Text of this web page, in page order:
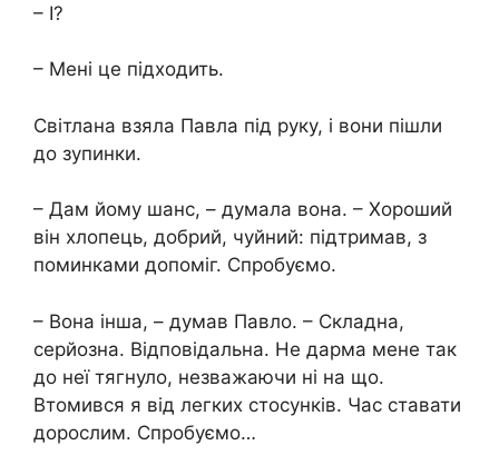
– І?
– Мені це підходить.
Світлана взяла Павла під руку, і вони пішли
до зупинки.
– Дам йому шанс, – думала вона. – Хороший
він хлопець, добрий, чуйний: підтримав, з
поминками допоміг. Спробуємо.
– Вона інша, – думав Павло. – Складна,
серйозна. Відповідальна. Не дарма мене так
до неї тягнуло, незважаючи ні на що.
Втомився я від легких стосунків. Час ставати
дорослим. Спробуємо…